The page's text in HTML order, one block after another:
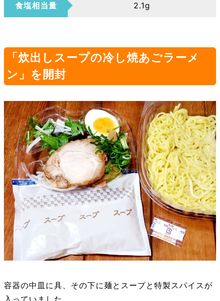
食塩相当量 2.1g
「炊出しスープの冷し焼あごラーメ
ン」を開封
容器の中皿に具、その下に麺とスープと特製スパイスが